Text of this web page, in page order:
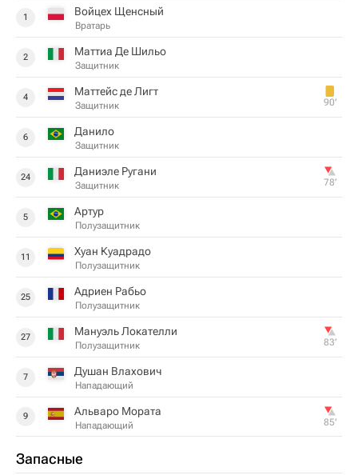
1 Войцех Щенсный
Вратарь
2 Маттиа Де Шильо
Защитник
4 Маттейс де Лигт
Защитник 90‎’‎
6 Данило
Защитник
24 Даниэле Ругани
Защитник 78‎’‎
5 Артур
Полузащитник
11 Хуан Куадрадо
Полузащитник
25 Адриен Рабьо
Полузащитник
27 Мануэль Локателли
Полузащитник 83‎’‎
7 Душан Влахович
Нападающий
9 Альваро Мората
Нападающий 85‎’‎
Запасные